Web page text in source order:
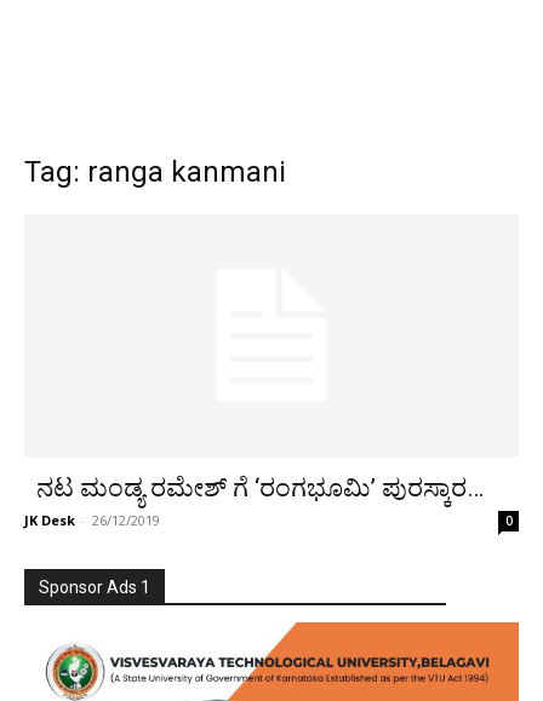
Tag: ranga kanmani
ನಟ ಮಂಡ್ಯ ರಮೇಶ್ ಗೆ ‘ರಂಗಭೂಮಿ’ ಪುರಸ್ಕಾರ…
JK Desk - 26/12/2019 0
Sponsor Ads 1